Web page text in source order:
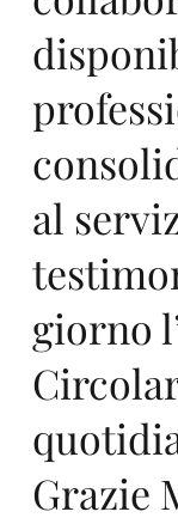
al
giorno
Grazie
3